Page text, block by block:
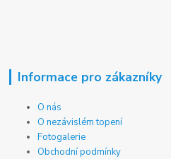
Informace pro zákazníky
O nás
O nezávislém topení
Fotogalerie
Obchodní podmínky